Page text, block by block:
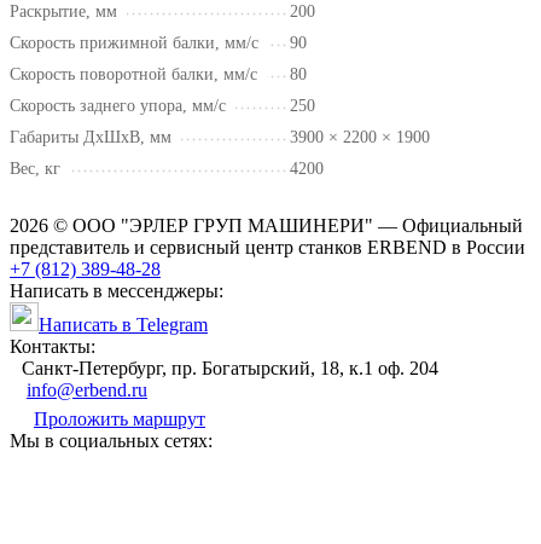
Раскрытие, мм
200
Скорость прижимной балки, мм/с
90
Скорость поворотной балки, мм/с
80
Скорость заднего упора, мм/с
250
Габариты ДхШхВ, мм
3900 × 2200 × 1900
Вес, кг
4200
2026 © ООО "ЭРЛЕР ГРУП МАШИНЕРИ" — Официальный
представитель и сервисный центр станков ERBEND в России
+7 (812) 389-48-28
Написать в мессенджеры:
Написать в Telegram
Контакты:
Cанкт-Петербург, пр. Богатырский, 18, к.1 оф. 204
info@erbend.ru
Проложить маршрут
Мы в социальных сетях: